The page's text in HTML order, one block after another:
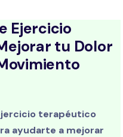
Ejercicio
tu Dolor
terapéutico
ayudarte a mejorar